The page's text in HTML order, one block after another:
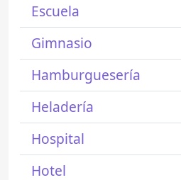
Escuela
Gimnasio
Hamburguesería
Heladería
Hospital
Hotel